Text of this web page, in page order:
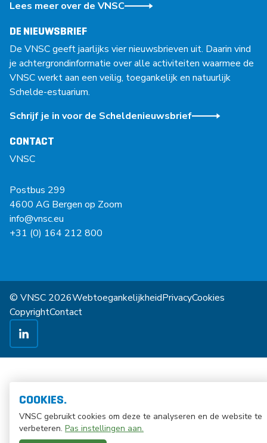
Lees meer over de VNSC
DE NIEUWSBRIEF
De VNSC geeft jaarlijks vier nieuwsbrieven uit. Daarin vind
je achtergrondinformatie over alle activiteiten waarmee de
VNSC werkt aan een veilig, toegankelijk en natuurlijk
Schelde-estuarium.
Schrijf je in voor de Scheldenieuwsbrief
CONTACT
VNSC
Postbus 299
4600 AG Bergen op Zoom
info@vnsc.eu
+31 (0) 164 212 800
© VNSC 2026WebtoegankelijkheidPrivacyCookies
CopyrightContact
COOKIES.
VNSC gebruikt cookies om deze te analyseren en de website te
verbeteren. Pas instellingen aan.